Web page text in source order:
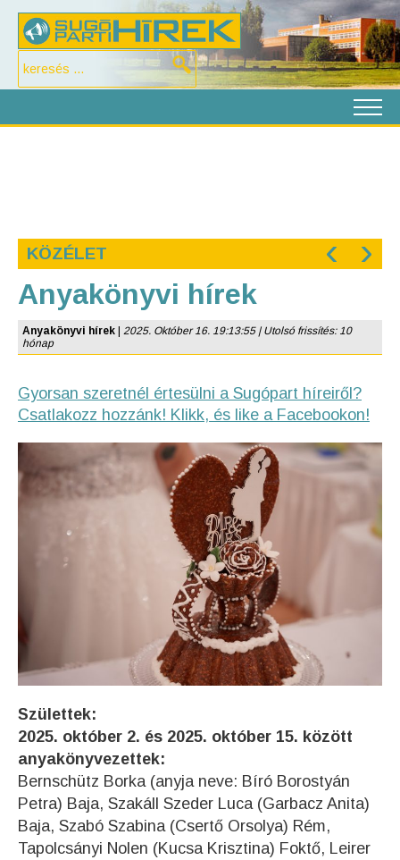
KÖZÉLET ‹ ›
Anyakönyvi hírek
Anyakönyvi hírek
2025. Október 16. 19:13:55 | Utolsó frissítés: 10
hónap
Gyorsan szeretnél értesülni a Sugópart híreiről?
Csatlakozz hozzánk! Klikk, és like a Facebookon!
Születtek:
2025. október 2. és 2025. október 15. között
anyakönyvezettek:
Bernschütz Borka (anyja neve: Bíró Borostyán
Petra) Baja, Szakáll Szeder Luca (Garbacz Anita)
Baja, Szabó Szabina (Csertő Orsolya) Rém,
Tapolcsányi Nolen (Kucsa Krisztina) Foktő, Leirer